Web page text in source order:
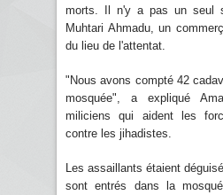
morts. Il n'y a pas un seul
Muhtari Ahmadu, un
du lieu de l'attentat.
"Nous avons compté 42
mosquée", a expliqué
miliciens qui aident les
contre les jihadistes.
Les assaillants étaient
sont entrés dans la